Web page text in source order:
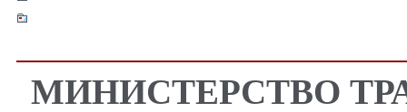
МИНИСТЕРСТВО